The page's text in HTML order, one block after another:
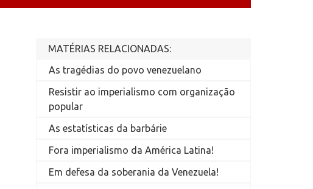
MATÉRIAS RELACIONADAS:
As tragédias do povo venezuelano
Resistir ao imperialismo com organização
popular
As estatísticas da barbárie
Fora imperialismo da América Latina!
Em defesa da soberania da Venezuela!